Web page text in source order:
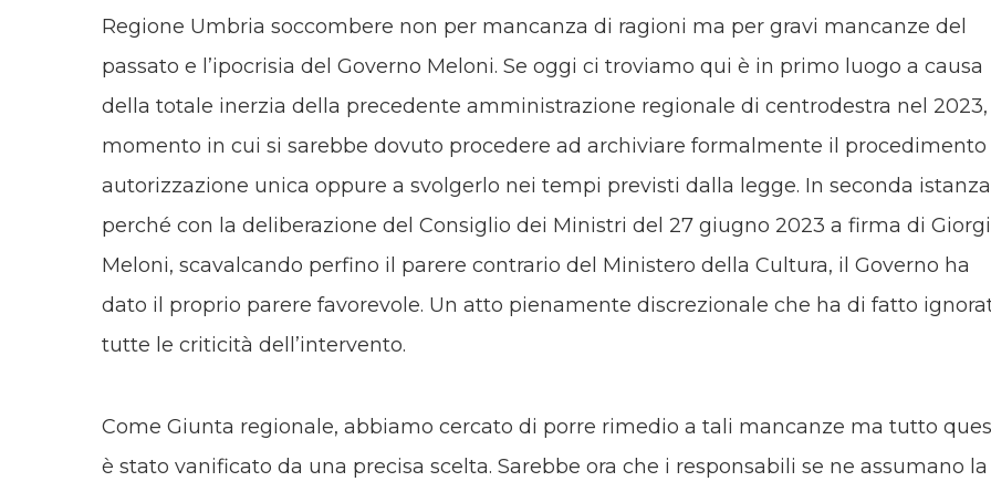
Regione Umbria soccombere non per mancanza di ragioni ma per gravi mancanze del
passato e l’ipocrisia del Governo Meloni. Se oggi ci troviamo qui è in primo luogo a causa
della totale inerzia della precedente amministrazione regionale di centrodestra nel 2023,
momento in cui si sarebbe dovuto procedere ad archiviare formalmente il
autorizzazione unica oppure a svolgerlo nei tempi previsti dalla legge. In seconda istanza
perché con la deliberazione del Consiglio dei Ministri del 27 giugno 2023 a firma di
Meloni, scavalcando perfino il parere contrario del Ministero della Cultura, il Governo ha
dato il proprio parere favorevole. Un atto pienamente discrezionale che ha di fatto
tutte le criticità dell’intervento.
Come Giunta regionale, abbiamo cercato di porre rimedio a tali mancanze ma tutto
è stato vanificato da una precisa scelta. Sarebbe ora che i responsabili se ne assumano la